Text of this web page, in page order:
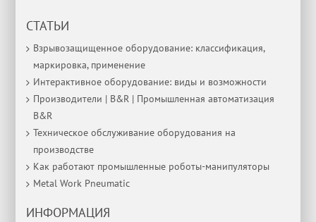
СТАТЬИ
Взрывозащищенное оборудование: классификация,
маркировка, применение
Интерактивное оборудование: виды и возможности
Производители | B&R | Промышленная автоматизация
B&R
Техническое обслуживание оборудования на
производстве
Как работают промышленные роботы-манипуляторы
Metal Work Pneumatic
ИНФОРМАЦИЯ